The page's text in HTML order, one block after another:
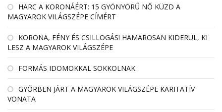
HARC A KORONÁÉRT: 15 GYÖNYÖRŰ NŐ KÜZD A
MAGYAROK VILÁGSZÉPE CÍMÉRT
KORONA, FÉNY ÉS CSILLOGÁS! HAMAROSAN KIDERÜL, KI
LESZ A MAGYAROK VILÁGSZÉPE
FORMÁS IDOMOKKAL SOKKOLNAK
GYŐRBEN JÁRT A MAGYAROK VILÁGSZÉPE KARITATÍV
VONATA